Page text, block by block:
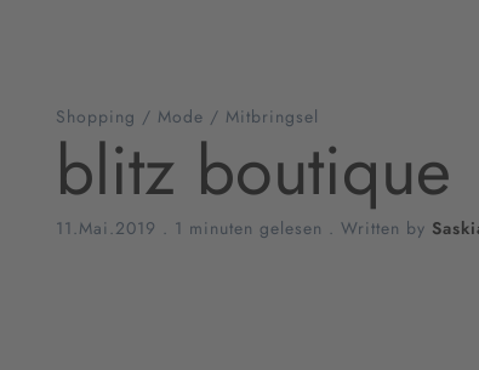
Shopping / Mode / Mitbringsel
blitz boutique
11.Mai.2019 . 1 minuten gelesen . Written by